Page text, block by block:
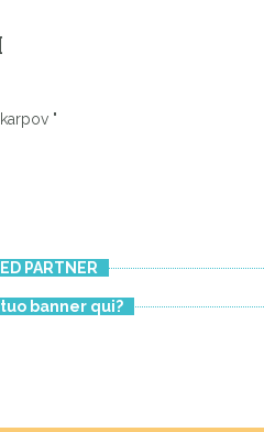
"
PARTNER
banner qui?